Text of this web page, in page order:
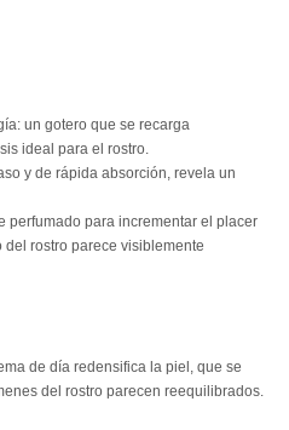
un gotero que se recarga
ideal para el rostro.
y de rápida absorción, revela un
perfumado para incrementar el placer
rostro parece visiblemente
de día redensifica la piel, que se
del rostro parecen reequilibrados.